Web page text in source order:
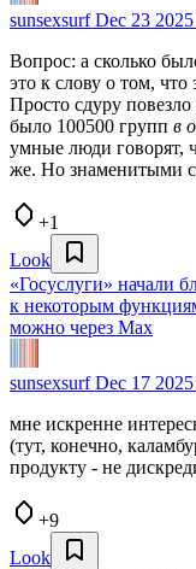
sunsexsurfDec 23 2025
Вопрос: а сколько
это к слову о том,
Просто сдуру
было 100500 групп в
умные люди говорят,
же. Но знаменитыми
+1
Look
«Госуслуги» начали
к некоторым
можно через Max
sunsexsurfDec 17 2025
мне искренне
(тут, конечно,
продукту - не
+9
Look